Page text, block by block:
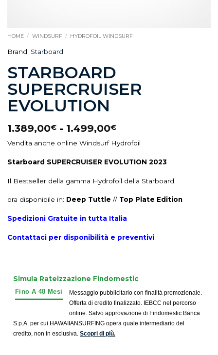
HOME / WINDSURF / HYDROFOIL WINDSURF
Brand: Starboard
STARBOARD
SUPERCRUISER
EVOLUTION
1.389,00€ - 1.499,00€
Vendita anche online Windsurf Hydrofoil
Starboard SUPERCRUISER EVOLUTION 2023
Il Bestseller della gamma Hydrofoil della Starboard
ora disponibile in: Deep Tuttle // Top Plate Edition
Spedizioni Gratuite in tutta Italia
Contattaci per disponibilità e preventivi
Simula Rateizzazione Findomestic
Messaggio pubblicitario con finalità promozionale.
Offerta di credito finalizzato. IEBCC nel percorso
online. Salvo approvazione di Findomestic Banca
S.p.A. per cui HAWAIIANSURFING opera quale intermediario del
credito, non in esclusiva. Scopri di più.